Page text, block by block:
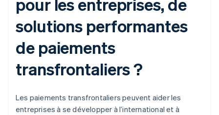
pour les entreprises, de
solutions performantes
de paiements
transfrontaliers ?
Les paiements transfrontaliers peuvent aider les
entreprises à se développer à l’international et à